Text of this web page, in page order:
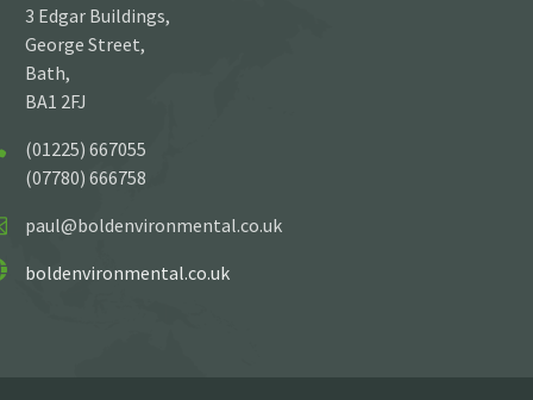
3 Edgar Buildings,
George Street,
Bath,
BA1 2FJ
(01225) 667055
(07780) 666758
paul@boldenvironmental.co.uk
boldenvironmental.co.uk